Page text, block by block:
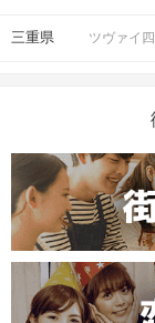
三重県 ツヴァイ